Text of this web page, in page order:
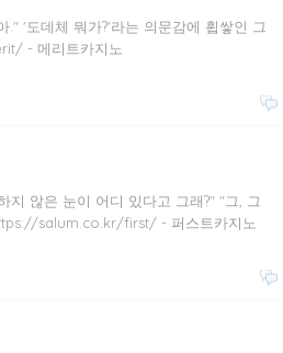
'도데체 뭐가?'라는 의문감에 휩쌓인 그
- 메리트카지노
지 않은 눈이 어디 있다고 그래?" "그, 그
salum.co.kr/first/ - 퍼스트카지노